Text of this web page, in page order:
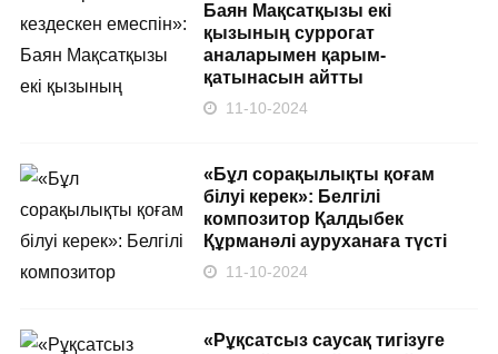
Баян Мақсатқызы екі
қызының суррогат
аналарымен қарым-
қатынасын айтты
11-10-2024
«Бұл сорақылықты қоғам
білуі керек»: Белгілі
композитор Қалдыбек
Құрманәлі ауруханаға түсті
11-10-2024
«Рұқсатсыз саусақ тигізуге